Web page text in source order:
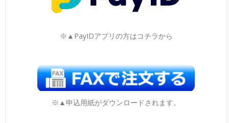
※▲PayIDアプリの方はコチラから
※▲申込用紙がダウンロードされます。